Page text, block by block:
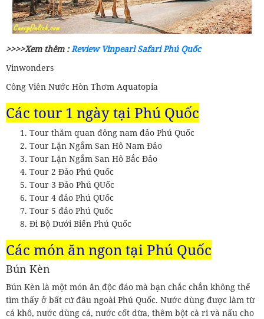
>>>>Xem thêm : Review Vinpearl Safari Phú Quốc
Vinwonders
Công Viên Nước Hòn Thơm Aquatopia
Các tour 1 ngày tại Phú Quốc
Tour thăm quan đông nam đảo Phú Quốc
Tour Lặn Ngắm San Hô Nam Đảo
Tour Lặn Ngắm San Hô Bắc Đảo
Tour 2 Đảo Phú Quốc
Tour 3 Đảo Phú QUốc
Tour 4 đảo Phú QUốc
Tour 5 đảo Phú Quốc
Đi Bộ Dưới Biển Phú Quốc
Các món ăn ngon tại Phú Quốc
Bún Kèn
Bún Kèn là một món ăn độc đáo mà bạn chắc chắn không thể
tìm thấy ở bất cứ đâu ngoài Phú Quốc. Nước dùng được làm từ
cá khô, nước dùng cá, nước cốt dừa, thêm bột cà ri và nấu cho